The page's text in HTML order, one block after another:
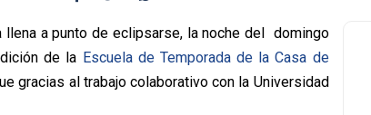
a punto de eclipsarse, la noche del domingo
de la Escuela de Temporada de la Casa de
gracias al trabajo colaborativo con la Universidad